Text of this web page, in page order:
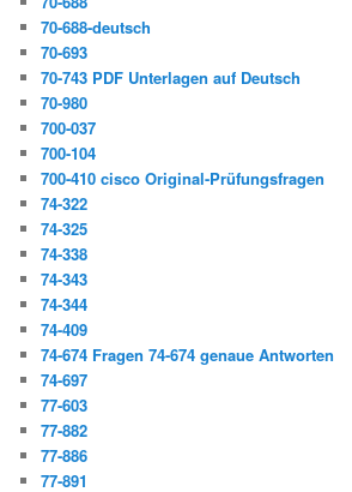
70-688-deutsch
70-693
70-743 PDF Unterlagen auf Deutsch
70-980
700-037
700-104
700-410 cisco Original-Prüfungsfragen
74-322
74-325
74-338
74-343
74-344
74-409
74-674 Fragen 74-674 genaue Antworten
74-697
77-603
77-882
77-886
77-891